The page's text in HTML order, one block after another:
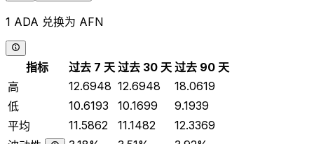
1 ADA 兑换为 AFN
指标 过去 7 天 过去 30 天 过去 90 天
高
12.6948 12.6948
18.0619
低
10.6193 10.1699
9.1939
平均
11.5862 11.1482
12.3369